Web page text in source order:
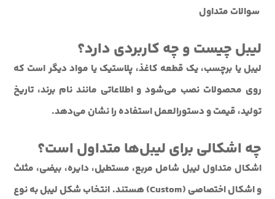
سوالات متداول
لیبل چیست و چه کاربردی دارد؟
لیبل یا برچسب، یک قطعه کاغذ، پلاستیک یا مواد دیگر است که
روی محصولات نصب می‌شود و اطلاعاتی مانند نام برند، تاریخ
تولید، قیمت و دستورالعمل استفاده را نشان می‌دهد.
چه اشکالی برای لیبل‌ها متداول است؟
اشکال متداول لیبل شامل مربع، مستطیل، دایره، بیضی، مثلث
و اشکال اختصاصی (Custom) هستند. انتخاب شکل لیبل به نوع